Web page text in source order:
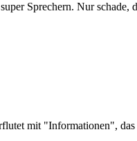
Sprechern. Nur
mit "Informationen",